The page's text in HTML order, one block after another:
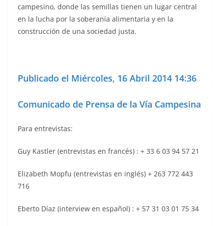
campesino, donde las semillas tienen un lugar central
en la lucha por la soberanía alimentaria y en la
construcción de una sociedad justa.
Publicado el Miércoles, 16 Abril 2014 14:36
Comunicado de Prensa de la Vía Campesina
Para entrevistas:
Guy Kastler (entrevistas en francés) : + 33 6 03 94 57 21
Elizabeth Mopfu (entrevistas en inglés) + 263 772 443
716
Eberto Díaz (interview en español) : + 57 31 03 01 75 34